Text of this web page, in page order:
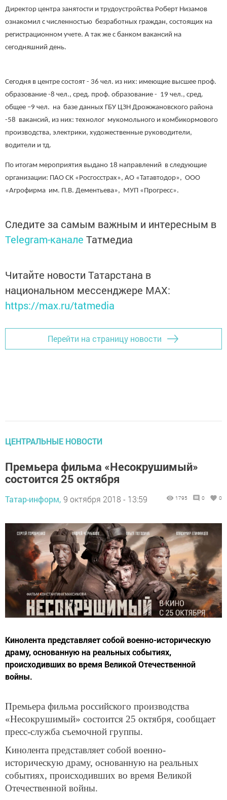
Директор центра занятости и трудоустройства Роберт Низамов
ознакомил с численностью безработных граждан, состоящих на
регистрационном учете. А так же с банком вакансий на
сегодняшний день.
Сегодня в центре состоят - 36 чел. из них: имеющие высшее проф.
образование -8 чел., сред. проф. образование - 19 чел., сред.
общее –9 чел. на базе данных ГБУ ЦЗН Дрожжановского района
-58 вакансий, из них: технолог мукомольного и комбикормового
производства, электрики, художественные руководители,
водители и тд.
По итогам мероприятия выдано 18 направлений в следующие
организации: ПАО СК «Росгосстрах», АО «Татавтодор», ООО
«Агрофирма им. П.В. Дементьева», МУП «Прогресс».
Следите за самым важным и интересным в
Telegram-канале Татмедиа
Читайте новости Татарстана в
национальном мессенджере MАХ:
https://max.ru/tatmedia
Перейти на страницу новости
ЦЕНТРАЛЬНЫЕ НОВОСТИ
Премьера фильма «Несокрушимый»
состоится 25 октября
Татар-информ, 9 октября 2018 - 13:59 1795 0 0
Кинолента представляет собой военно-историческую
драму, основанную на реальных событиях,
происходивших во время Великой Отечественной
войны.
Премьера фильма российского производства
«Несокрушимый» состоится 25 октября, сообщает
пресс-служба съемочной группы.
Кинолента представляет собой военно-
историческую драму, основанную на реальных
событиях, происходивших во время Великой
Отечественной войны.